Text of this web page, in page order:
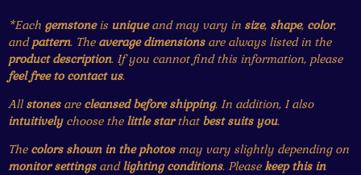
*Each gemstoneis uniqueand may vary in size, shape, color,
andpattern. The average dimensionsare always listed in the
product description. If you cannot find this information, please
feel free to contact us.
Allstonesare cleansed before shipping. In addition, I also
intuitivelychoose the little starthat best suits you.
The colors shown in the photosmay vary slightly depending on
monitor settingsandlighting conditions. Pleasekeep this in